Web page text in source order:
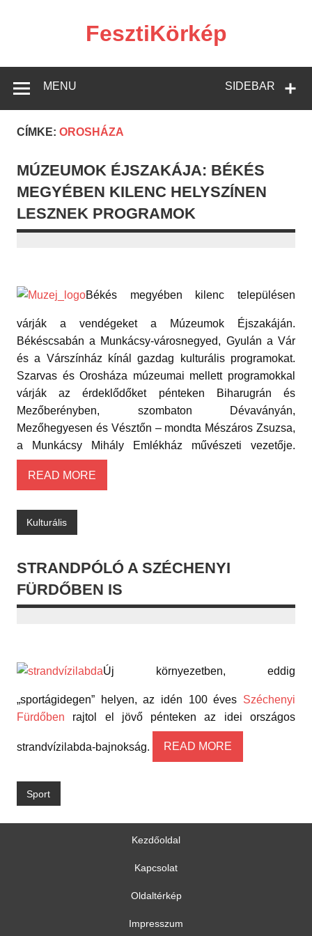
FesztiKörkép
SIDEBAR
MENU
CÍMKE: OROSHÁZA
MÚZEUMOK ÉJSZAKÁJA: BÉKÉS
MEGYÉBEN KILENC HELYSZÍNEN
LESZNEK PROGRAMOK
Békés megyében kilenc településen
várják a vendégeket a Múzeumok Éjszakáján.
Békéscsabán a Munkácsy-városnegyed, Gyulán a Vár
és a Várszínház kínál gazdag kulturális programokat.
Szarvas és Orosháza múzeumai mellett programokkal
várják az érdeklődőket pénteken Biharugrán és
Mezőberényben, szombaton Dévaványán,
Mezőhegyesen és Vésztőn – mondta Mészáros Zsuzsa,
a Munkácsy Mihály Emlékház művészeti vezetője.
READ MORE
Kulturális
STRANDPÓLÓ A SZÉCHENYI
FÜRDŐBEN IS
Új környezetben, eddig
„sportágidegen” helyen, az idén 100 éves Széchenyi
Fürdőben rajtol el jövő pénteken az idei országos
strandvízilabda-bajnokság. READ MORE
Sport
Kezdőoldal
Kapcsolat
Oldaltérkép
Impresszum